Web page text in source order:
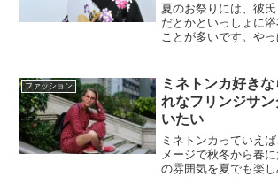
夏のお祭りには、彼
だとかといっしょに
ことが多いです。やっ
とかに入れておくわ
着だとほとんどスマ
ファッション
ミネトンカ好き
れなフリンジサ
いたい
ミネトンカっていえ
メージで秋冬から春
の雰囲気を夏でも楽